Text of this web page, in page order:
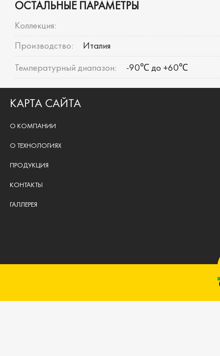
ОСТАЛЬНЫЕ ПАРАМЕТРЫ
Коллекция:
Производство: Италия
Температурный диапазон: -90℃ до +60℃
КАРТА САЙТА
О КОМПАНИИ
О ТЕХНОЛОГИЯХ
ПРОДУКЦИЯ
КОНТАКТЫ
ГАЛЛЕРЕЯ